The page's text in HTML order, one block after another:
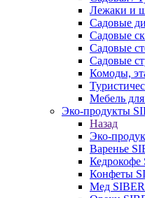
Лежаки и
Садовые
Садовые
Садовые
Садовые
Комоды,
Мебель
Эко-продукты
Назад
Эко-
Варенье
Кедрокофе
Конфеты
Мед